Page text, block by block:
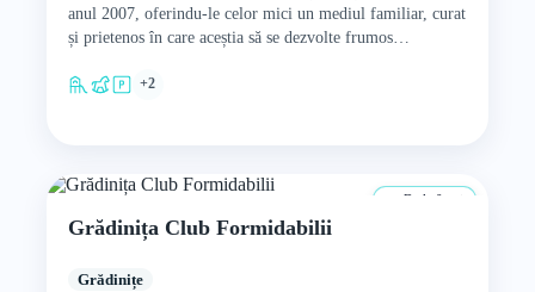
anul 2007, oferindu-le celor mici un mediul familiar, curat
și prietenos în care aceștia să se dezvolte frumos…
+2
De la 0 ani
Grădinița Club Formidabilii
Grădinițe